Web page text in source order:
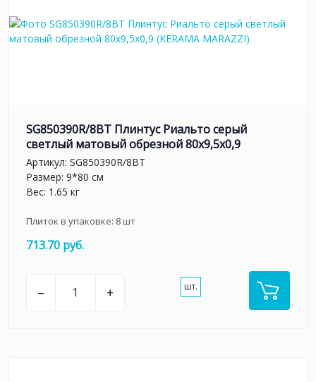
SG850390R/8BT Плинтус Риальто серый
светлый матовый обрезной 80x9,5x0,9
Артикул: SG850390R/8BT
Размер: 9*80 см
Вес: 1.65 кг
Плиток в упаковке: 8шт
713.70 руб.
– + шт.